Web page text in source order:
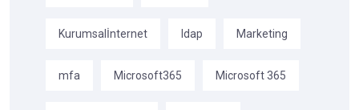
Kurumsalİnternet ldap Marketing
mfa Microsoft365 Microsoft 365